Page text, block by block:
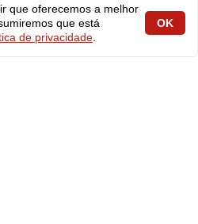
que oferecemos a melhor
que está
de privacidade
OK